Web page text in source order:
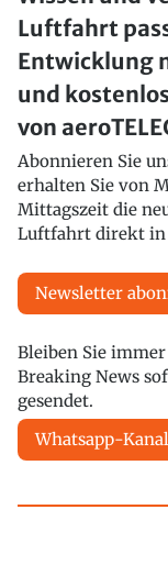
Luftfahrt
Entwicklung
und
von
Abonnieren Sie
erhalten Sie von
Mittagszeit die
Luftfahrt direkt in
Newsletter
Bleiben Sie
Breaking News
gesendet.
Whatsapp-